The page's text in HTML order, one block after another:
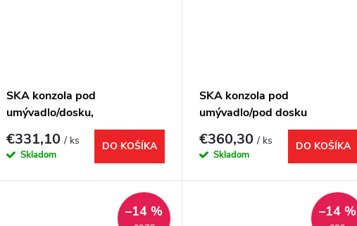
SKA konzola pod
umývadlo/dosku,
180x22x51cm, čierna mat
€331,10/ ks
Skladom
DO KOŠÍKA
SKA konzola pod
umývadlo/pod dosku
1200x400x460mm, čierna
mat, s bielou MDF policou
€360,30/ ks
Skladom
DO KOŠÍKA
–14 % –14 %